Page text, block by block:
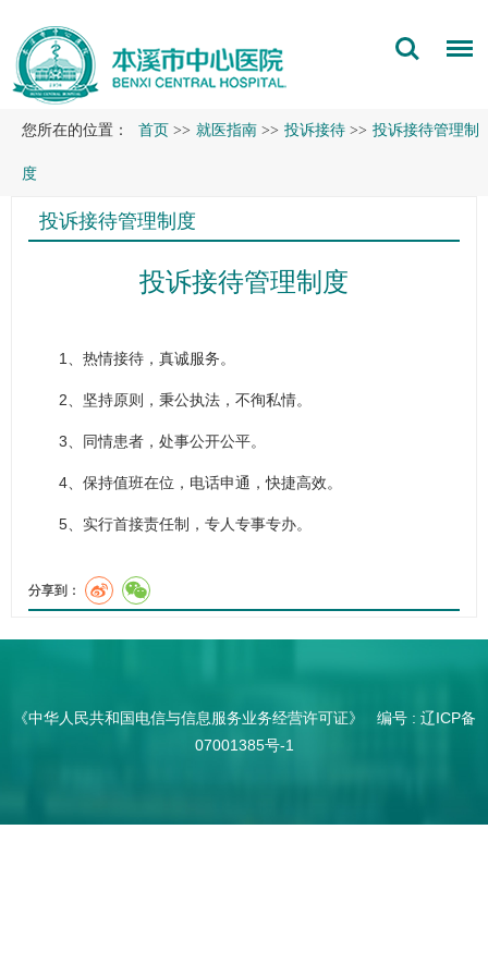
您所在的位置： 首页 >> 就医指南 >> 投诉接待 >> 投诉接待管理制
度
投诉接待管理制度
投诉接待管理制度
1、热情接待，真诚服务。
2、坚持原则，秉公执法，不徇私情。
3、同情患者，处事公开公平。
4、保持值班在位，电话申通，快捷高效。
5、实行首接责任制，专人专事专办。
分享到：
《中华人民共和国电信与信息服务业务经营许可证》 编号 : 辽ICP备
07001385号-1